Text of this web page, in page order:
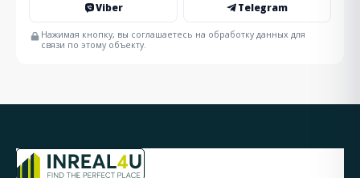
Viber Telegram
Нажимая кнопку, вы соглашаетесь на обработку данных для
связи по этому объекту.